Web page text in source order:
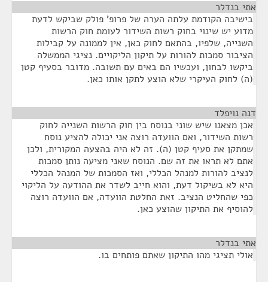
אתי בנדלר
בישיבה הקודמת עלתה הערה של פרופ' פולק שביקש לדעת
מדוע יש שינוי בחוק רשות השידור לעומת חוק הרשות
השנייה, שלפיו, בהתאם לחוק כאן, אין לממונה על קבילות
הציבור סמכות להורות על תיקון הליקויים. נציגי הממשלה
ביקשו לבחון, ועכשיו הם באים עם תשובה. מדובר בסעיף קטן
(ה) לחוק העיקרי שלא הוצע לתקן אותו כאן.
דנה נויפלד
אכן מצאנו שיש שוני בנוסח בין חוק הרשות השנייה לחוק
רשות השידור, ואם הוועדה רוצה אני יכולה להציע נוסח
שמתקן את סעיף קטן (ה). זה לא היה בהצעה המקורית, ולכן
אתם לא תראו את זה שם. הנוסח שאני מציעה נותן סמכות
לנציב להורות למנהל הכללי, ואז הסמכות של המנהל הכללי
היא לא בשיקול דעת, והוא חייב לשדר את ההודעה על הליקוי
כפי שהחליט הנציב. זאת החלטת הוועדה, אם הוועדה רוצה
להוסיף את התיקון שהוצע כאן.
אתי בנדלר
אולי תציגי מהו התיקון שאתם פותחים בו.